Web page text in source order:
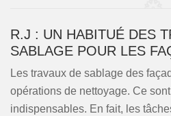
R.J : UN HABITUÉ DES
SABLAGE POUR LES
Les travaux de sablage des
opérations de nettoyage. Ce
indispensables. En fait, les